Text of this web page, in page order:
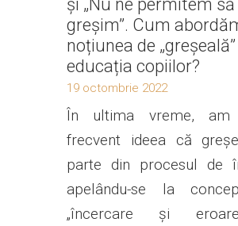
și „Nu ne permitem să
greșim”. Cum
noțiunea de
educația copiilor?
19 octombrie 2022
În ultima vreme, am
frecvent ideea că
parte din procesul de
apelându-se la
„încercare și